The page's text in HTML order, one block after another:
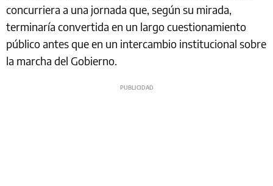
concurriera a una jornada que, según su mirada,
terminaría convertida en un largo cuestionamiento
público antes que en un intercambio institucional sobre
la marcha del Gobierno.